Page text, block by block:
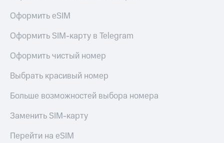
Оформить eSIM
Оформить SIM-карту в Telegram
Оформить чистый номер
Выбрать красивый номер
Больше возможностей выбора номера
Заменить SIM-карту
Перейти на eSIM